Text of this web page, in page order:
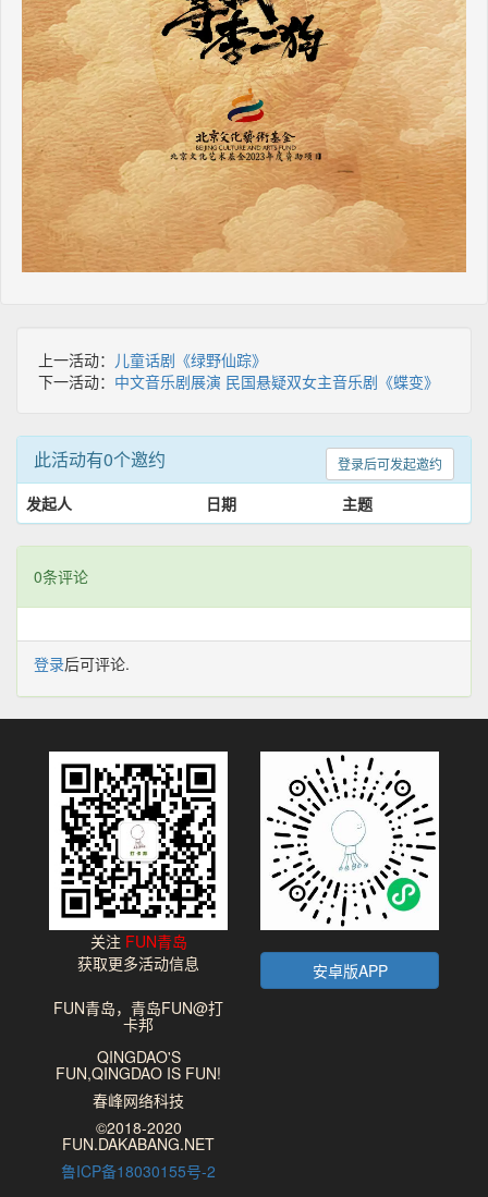
上一活动： 儿童话剧《绿野仙踪》
下一活动： 中文音乐剧展演 民国悬疑双女主音乐剧《蝶变》
登录后可发起邀约
此活动有0个邀约
发起人 日期 主题
0条评论
登录后可评论.
关注 FUN青岛
获取更多活动信息
安卓版APP
FUN青岛，青岛FUN@打
卡邦
QINGDAO'S
FUN,QINGDAO IS FUN!
春峰网络科技
©2018-2020
FUN.DAKABANG.NET
鲁ICP备18030155号-2